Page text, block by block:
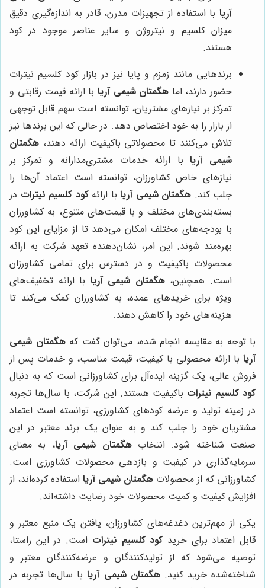
آریا با استفاده از تجهیزات مدرن، قادر به اندازه‌گیری دقیق
میزان کلسیم و نیتروژن و سایر عناصر موجود در کود
هستند.
برندهایی مانند زمزم و پایا نیز در بازار کود کلسیم نیترات
حضور دارند، اما هگمتان شیمی آریا با ارائه قیمت رقابتی و
تمرکز بر نیازهای مشتریان، توانسته است سهم قابل توجهی
از بازار را به خود اختصاص دهد. در حالی که این برندها نیز
تلاش می‌کنند تا محصولاتی باکیفیت ارائه دهند، هگمتان
شیمی آریابا ارائه خدمات مشتری‌مدارانه و تمرکز بر
نیازهای خاص کشاورزان، توانسته است اعتماد آن‌ها را
جلب کند. هگمتان شیمی آریا با ارائهکود کلسیم نیترات در
بسته‌بندی‌های مختلف و با قیمت‌های متنوع، به کشاورزان
با بودجه‌های مختلف امکان می‌دهد تا از مزایای این کود
بهره‌مند شوند. این امر، نشان‌دهنده تعهد شرکت به ارائه
محصولات باکیفیت و در دسترس برای تمامی کشاورزان
است. همچنین،هگمتان شیمی آریا با ارائه تخفیف‌های
ویژه برای خریدهای عمده، به کشاورزان کمک می‌کند تا
هزینه‌های خود را کاهش دهند.
با توجه به مقایسه انجام شده، می‌توان گفت کههگمتان شیمی
آریا با ارائه محصولی با کیفیت، قیمت مناسب، و خدمات پس از
فروش عالی، یک گزینه ایده‌آل برای کشاورزانی است که به دنبال
کود کلسیم نیترات باکیفیت هستند. این شرکت، با سال‌ها تجربه
در زمینه تولید و عرضه کودهای کشاورزی، توانسته است اعتماد
مشتریان خود را جلب کند و به عنوان یک برند معتبر در این
صنعت شناخته شود. انتخابهگمتان شیمی آریا، به معنای
سرمایه‌گذاری در کیفیت و بازدهی محصولات کشاورزی است.
کشاورزانی که از محصولات هگمتان شیمی آریا استفاده کرده‌اند، از
افزایش کیفیت و کمیت محصولات خود رضایت داشته‌اند.
یکی از مهم‌ترین دغدغه‌های کشاورزان، یافتن یک منبع معتبر و
قابل اعتماد برای خرید کود کلسیم نیترات است. در این راستا،
توصیه می‌شود که از تولیدکنندگان و عرضه‌کنندگان معتبر و
شناخته‌شده خرید کنید.هگمتان شیمی آریابا سال‌ها تجربه در